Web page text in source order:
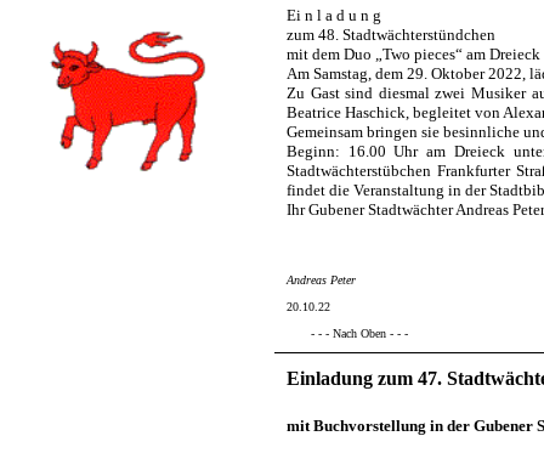
Ei n l a d u n g
zum 48. Stadtwächterstündchen
mit dem Duo „Two pieces“ am Dreieck
Am Samstag, dem 29. Oktober 2022,
Zu Gast sind diesmal zwei Musiker
Beatrice Haschick, begleitet von
Gemeinsam bringen sie besinnliche
Beginn: 16.00 Uhr am Dreieck
Stadtwächterstübchen Frankfurter
findet die Veranstaltung in der
Ihr Gubener Stadtwächter Andreas Peter
Andreas Peter
20.10.22
- - - Nach Oben - - -
Einladung zum 47.
mit Buchvorstellung in der Gubener